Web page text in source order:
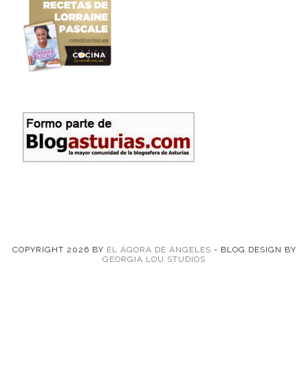
COPYRIGHT 2026 BY EL ÁGORA DE ÁNGELES - BLOG DESIGN BY
GEORGIA LOU STUDIOS